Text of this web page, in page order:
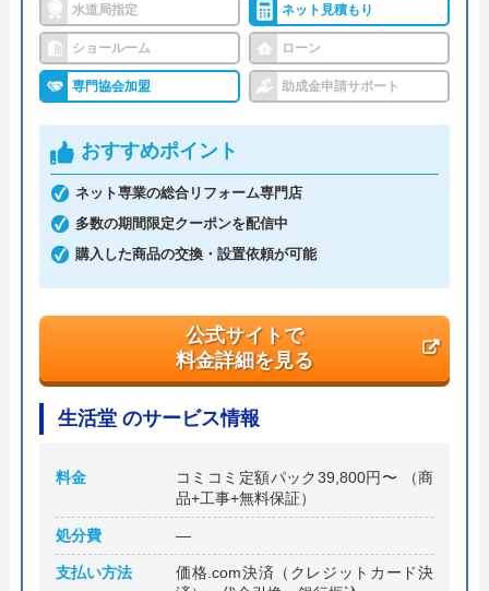
代表者
創業・設立 平成21年5月1日設立
本社所在地
〒556-0014
水道局指定 ネット見積もり
ショールーム ローン
専門協会加盟 助成金申請サポート
おすすめポイント
ネット専業の総合リフォーム専門店
多数の期間限定クーポンを配信中
購入した商品の交換・設置依頼が可能
公式サイトで
料金詳細を見る
生活堂 のサービス情報
料金
コミコミ定額パック39,800円〜 （商
品+工事+無料保証）
処分費 ―
支払い方法
価格.com決済（クレジットカード決